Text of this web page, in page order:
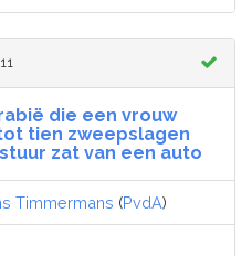
die een vrouw
tien zweepslagen
zat van een auto
Timmermans (PvdA)